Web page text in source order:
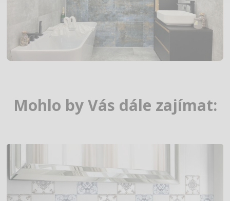
Mohlo by Vás dále zajímat: